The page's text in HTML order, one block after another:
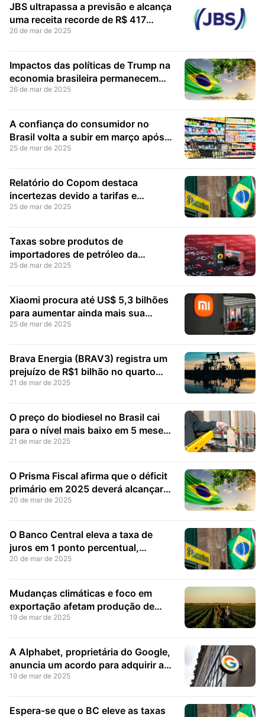
JBS ultrapassa a previsão e alcança
uma receita recorde de R$ 417
bilhões em 2024
26 de mar de 2025
Impactos das políticas de Trump na
economia brasileira permanecem
incertos, afirma Guilherme Mello
26 de mar de 2025
A confiança do consumidor no
Brasil volta a subir em março após
três meses de queda consecutiva
25 de mar de 2025
Relatório do Copom destaca
incertezas devido a tarifas e
confirma um novo aumento da Selic
25 de mar de 2025
Taxas sobre produtos de
importadores de petróleo da
Venezuela entram em vigor em 2 de
25 de mar de 2025
Xiaomi procura até US$ 5,3 bilhões
para aumentar ainda mais sua
posição no mercado de carros
25 de mar de 2025
Brava Energia (BRAV3) registra um
prejuízo de R$1 bilhão no quarto
trimestre
21 de mar de 2025
O preço do biodiesel no Brasil cai
para o nível mais baixo em 5 meses
devido à redução no preço do óleo
21 de mar de 2025
O Prisma Fiscal afirma que o déficit
primário em 2025 deverá alcançar
R$ 75,088 bilhões
20 de mar de 2025
O Banco Central eleva a taxa de
juros em 1 ponto percentual,
levando a Selic a 14,25%, o maior
20 de mar de 2025
Mudanças climáticas e foco em
exportação afetam produção de
alimentos no Brasil, elevando
segurança alimentar
19 de mar de 2025
A Alphabet, proprietária do Google,
anuncia um acordo para adquirir a
Wiz por US$ 32 bilhões
19 de mar de 2025
Espera-se que o BC eleve as taxas